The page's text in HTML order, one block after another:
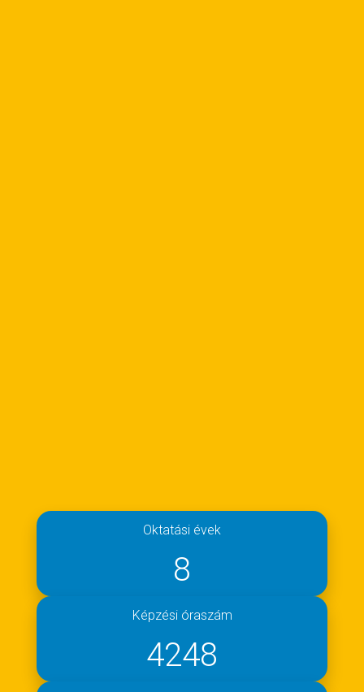
Oktatási évek
8
Képzési óraszám
4248